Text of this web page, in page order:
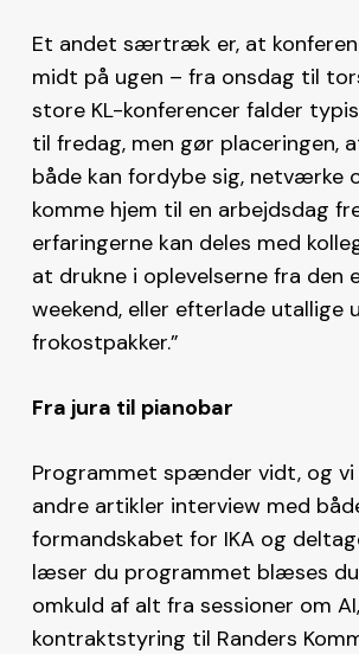
Et andet særtræk er, at
midt på ugen – fra onsdag til
store KL-konferencer falder
til fredag, men gør placeringen,
både kan fordybe sig, netværke
komme hjem til en arbejdsdag
erfaringerne kan deles med
at drukne i oplevelserne fra den
weekend, eller efterlade
frokostpakker.”
Fra jura til pianobar
Programmet spænder vidt, og vi
andre artikler interview med
formandskabet for IKA og
læser du programmet blæses
omkuld af alt fra sessioner om
kontraktstyring til Randers